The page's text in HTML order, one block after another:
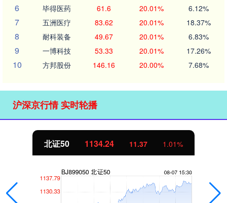
6 毕得医药 61.6 20.01% 6.12%
7 五洲医疗 83.62 20.01% 18.37%
8 耐科装备 49.67 20.01% 6.83%
9 一博科技 53.33 20.01% 17.26%
10 方邦股份 146.16 20.00% 7.68%
沪深京行情 实时轮播
北证50 1134.24 11.37 1.01%